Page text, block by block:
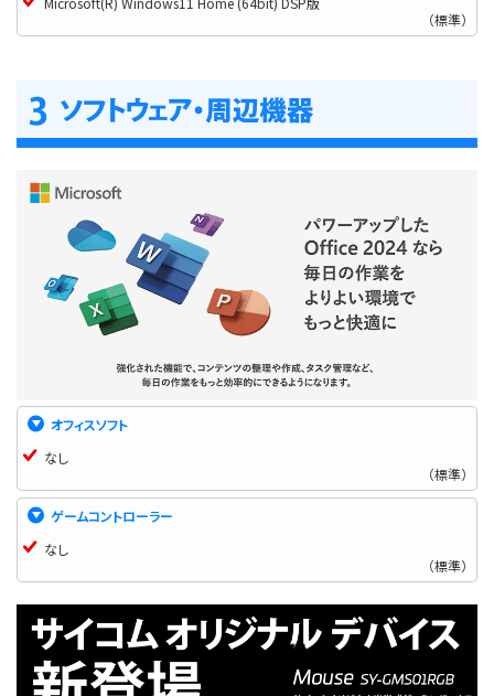
（標準）
オフィスソフト
なし
（標準）
ゲームコントローラー
なし
（標準）